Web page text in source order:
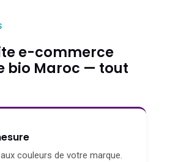
e-commerce
bio Maroc — tout
couleurs de votre marque.